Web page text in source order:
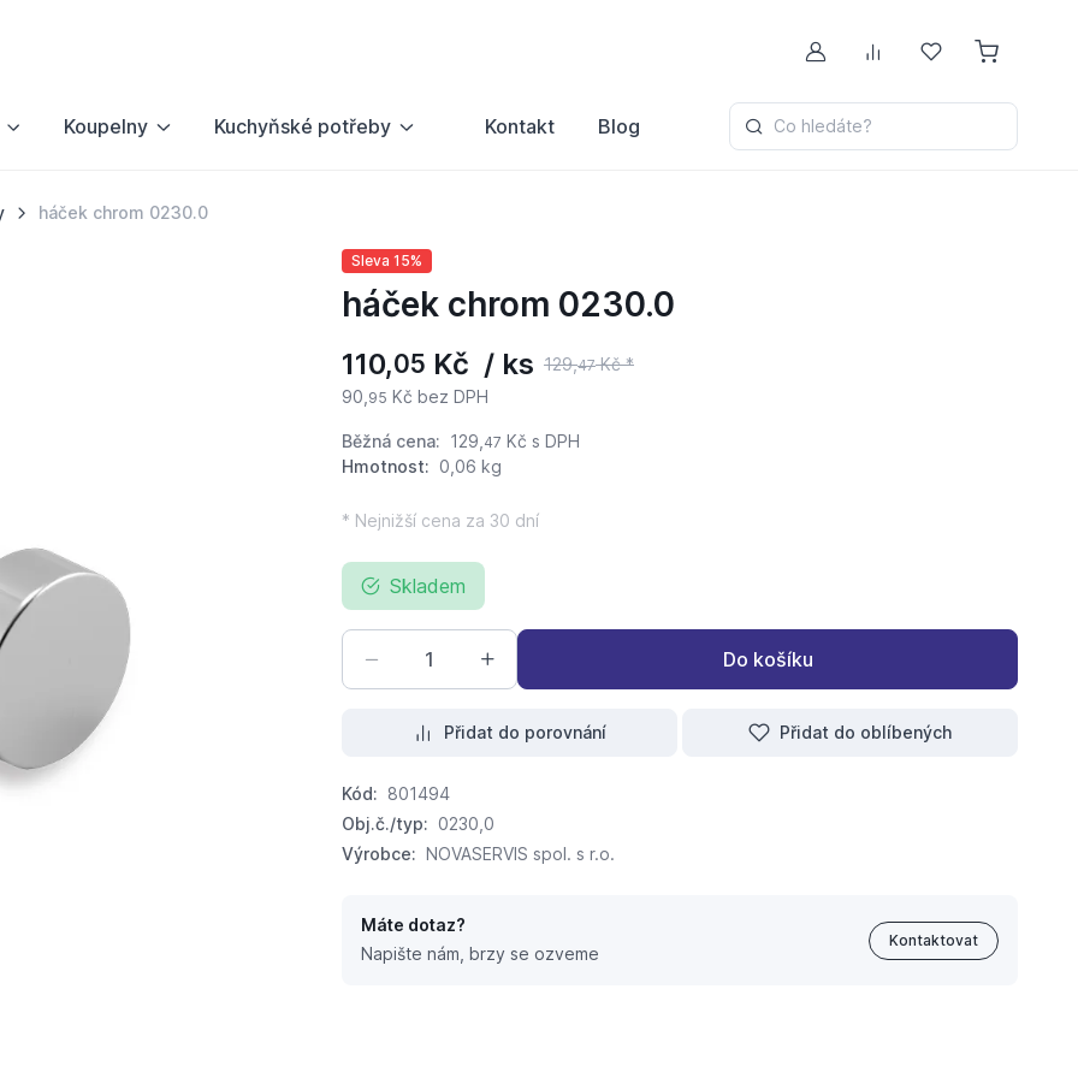
Můj účetPorovnávání
Oblíbené
Koupelny Kuchyňské potřeby Kontakt Blog Co hledáte?
háček chrom 0230.0
Sleva 15%
háček chrom 0230.0
110,05 Kč / ks 129,47Kč *
90, 95 Kč bez DPH
Běžná cena: 129, 47 Kč s DPH
Hmotnost: 0,06 kg
* Nejnižší cena za 30 dní
Skladem
Do košíku
Přidat do porovnání Přidat do oblíbených
Kód: 801494
Obj.č./typ: 0230,0
Výrobce: NOVASERVIS spol. s r.o.
Máte dotaz?
Napište nám, brzy se ozveme
Kontaktovat